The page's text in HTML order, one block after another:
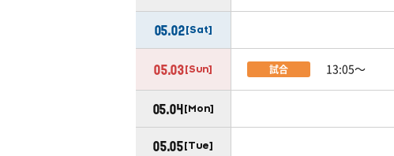
05.02 [Sat]
05.03 [Sun] 試合 13:05〜
05.04 [Mon]
05.05 [Tue]